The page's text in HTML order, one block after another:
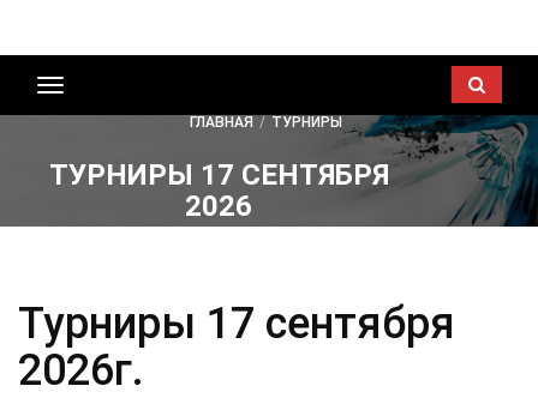
Показать/
скрыть
ГЛАВНАЯ / ТУРНИРЫ
ТУРНИРЫ 17 СЕНТЯБРЯ
2026
Турниры 17 сентября
2026г.